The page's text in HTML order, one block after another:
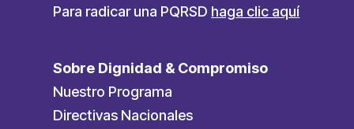
Para radicar una PQRSD haga clic aquí
Sobre Dignidad & Compromiso
Nuestro Programa
Directivas Nacionales